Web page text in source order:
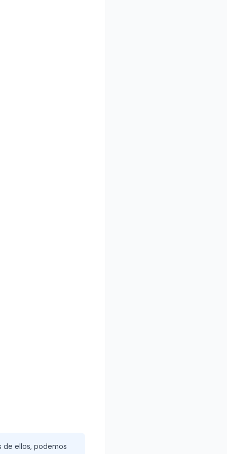
de ellos, podemos